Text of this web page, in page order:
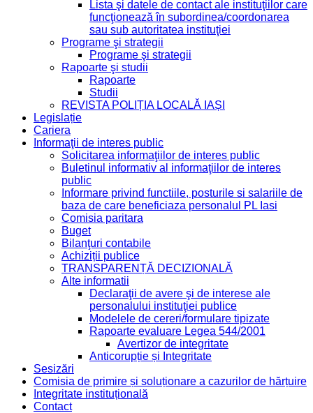
Lista şi datele de contact ale instituţiilor care
funcţionează în subordinea/coordonarea
sau sub autoritatea instituţiei
Programe şi strategii
Programe şi strategii
Rapoarte şi studii
Rapoarte
Studii
REVISTA POLIȚIA LOCALĂ IAȘI
Legislație
Cariera
Informaţii de interes public
Solicitarea informaţiilor de interes public
Buletinul informativ al informaţiilor de interes
public
Informare privind functiile, posturile si salariile de
baza de care beneficiaza personalul PL Iasi
Comisia paritara
Buget
Bilanţuri contabile
Achiziții publice
TRANSPARENȚĂ DECIZIONALĂ
Alte informatii
Declaraţii de avere şi de interese ale
personalului instituţiei publice
Modelele de cereri/formulare tipizate
Rapoarte evaluare Legea 544/2001
Avertizor de integritate
Anticorupție și Integritate
Sesizări
Comisia de primire și soluționare a cazurilor de hărțuire
Integritate instituțională
Contact